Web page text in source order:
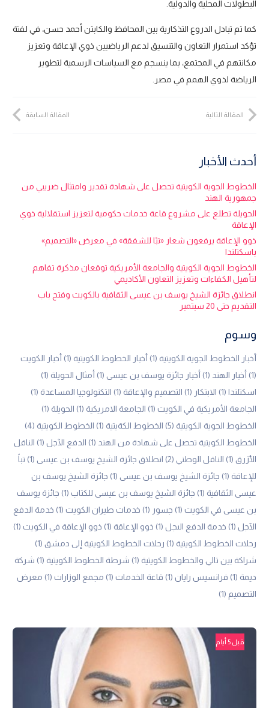
البطولات المحلية والدولية.
كما تم تبادل الدروع التذكارية بين المحافظ والكابتن أحمد حسن، في لفتة
تؤكد استمرار التعاون والتنسيق لدعم الرياضيين ذوي الإعاقة وتعزيز
مكانتهم في المجتمع، بما ينسجم مع السياسات الرسمية لتطوير
الرياضة لذوي الهمم في مصر.
المقالة السابقة المقالة التالية
أحدث الأخبار
الخطوط الجوية الكويتية تحصل على شهادة تقدير وامتثال ضريبي من
جمهورية الهند
الحويلة تطلع على مشروع قاعة خدمات حكومية لتعزيز استقلالية ذوي
الإعاقة
ذوو الإعاقة يرفعون شعار «تبًا للشفقة» في معرض «التصميم»
باسكتلندا
الخطوط الجوية الكويتية والجامعة الأمريكية توقعان مذكرة تفاهم
لتأهيل الكفاءات وتعزيز التعاون الأكاديمي
انطلاق جائزة الشيخ يوسف بن عيسى الثقافية بالكويت وفتح باب
التقديم حتى 20 سبتمبر
وسوم
أخبار الخطوط الجوية الكويتية (1) أخبار الخطوط الكويتية (1)
أخبار الكويت
(1)
أخبار الهند (1) أخبار جائزة يوسف بن عيسى (1) أمثال الحويلة (1)
اسكتلندا (1) الابتكار (1) التصميم والإعاقة (1) التكنولوجيا المساعدة (1)
الجامعة الأمريكية في الكويت (1) الجامعة الامريكية (1) الحويلة (1)
الخطوط الجوية الكويتية (5) الخطوط الكةيتية (1) الخطوط الكويتية (4)
الخطوط الكويتية تحصل على شهادة من الهند (1) الدفع الآجل (1)
الناقل
الأزرق (1) الناقل الوطني (2) انطلاق جائزة الشيخ يوسف بن عيسى (1)
تباً
للإعاقة (1) جائزة الشيخ يوسف بن عيسى (1)
جائزة الشيخ يوسف بن
عيسى الثقافية (1) جائزة الشيخ يوسف بن عيسى للكتاب (1)
جائزة يوسف
بن عيسى في الكويت (1) جسور (1) خدمات طيران الكويت (1)
خدمة الدفع
الآجل (1) خدمة الدفع الىجل (1) ذوو الإعاقة (1) ذوو الإعاقة في الكويت (1)
رحلات الخطوط الكويتية (1) رحلات الخطوط الكويتية إلى دمشق (1)
شراكة بين تالي والخطوط الكويتية (1) شرطة الخطوط الكويتية (1)
شركة
ديمة (1) فرانسيس رايان (1) قاعة الخدمات (1) مجمع الوزارات (1)
معرض
التصميم (1)
قبل 5 أيام